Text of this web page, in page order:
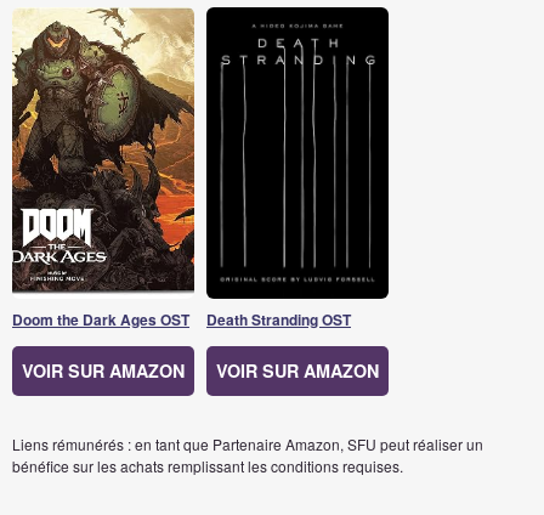
Doom the Dark Ages OST
VOIR SUR AMAZON
Death Stranding OST
VOIR SUR AMAZON
Liens rémunérés : en tant que Partenaire Amazon, SFU peut réaliser un
bénéfice sur les achats remplissant les conditions requises.